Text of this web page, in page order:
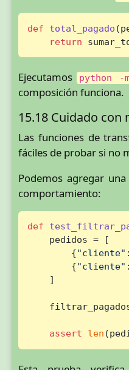
def total_pagado (
return
Ejecutamos python -
composición funciona.
15.18 Cuidado
Las funciones de
fáciles de probar si no
Podemos agregar
comportamiento:
def
    pedidos = [
        {
"cliente"
        {
"cliente"
    ]
assert len